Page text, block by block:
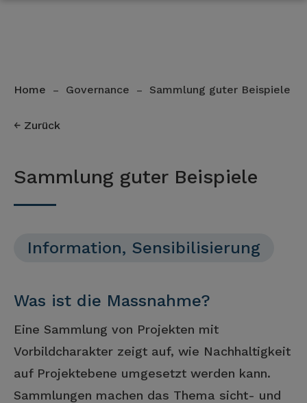
Home – Governance – Sammlung guter Beispiele
Zurück
Sammlung guter Beispiele
Information, Sensibilisierung
Was ist die Massnahme?
Eine Sammlung von Projekten mit
Vorbildcharakter zeigt auf, wie Nachhaltigkeit
auf Projektebene umgesetzt werden kann.
Sammlungen machen das Thema sicht- und